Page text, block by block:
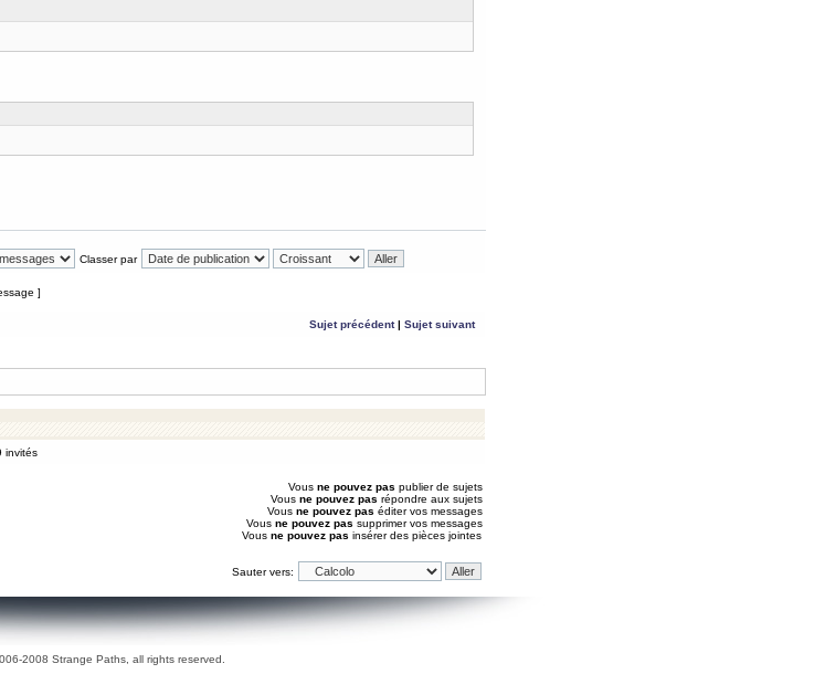
Classer par
]
Sujet précédent| Sujet suivant
invités
Vous ne pouvez pas publier de sujets
Vous ne pouvez pas répondre aux sujets
Vous ne pouvez pas éditer vos messages
Vous ne pouvez pas supprimer vos messages
Vous ne pouvez pas insérer des pièces jointes
Sauter vers:
2008 Strange Paths, all rights reserved.